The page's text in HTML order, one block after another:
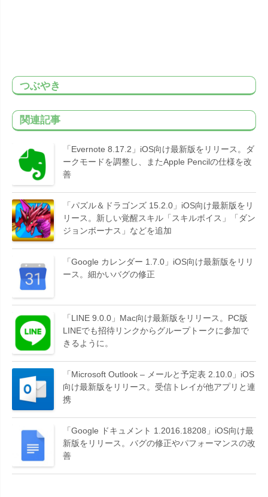
つぶやき
関連記事
「Evernote 8.17.2」iOS向け最新版をリリース。ダ
ークモードを調整し、またApple Pencilの仕様を改
善
「パズル＆ドラゴンズ 15.2.0」iOS向け最新版をリ
リース。新しい覚醒スキル「スキルボイス」「ダン
ジョンボーナス」などを追加
「Google カレンダー 1.7.0」iOS向け最新版をリリ
ース。細かいバグの修正
「LINE 9.0.0」Mac向け最新版をリリース。PC版
LINEでも招待リンクからグループトークに参加で
きるように。
「Microsoft Outlook – メールと予定表 2.10.0」iOS
向け最新版をリリース。受信トレイが他アプリと連
携
「Google ドキュメント 1.2016.18208」iOS向け最
新版をリリース。バグの修正やパフォーマンスの改
善